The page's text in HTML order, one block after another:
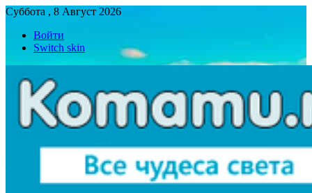
Суббота , 8 Август 2026
Войти
Switch skin